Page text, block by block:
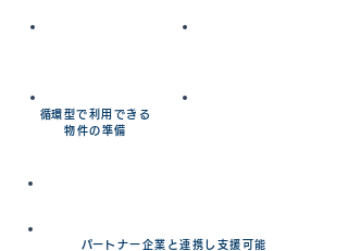
​循環型で利用できる
物件の準備
​パートナー企業と連携し支援可能